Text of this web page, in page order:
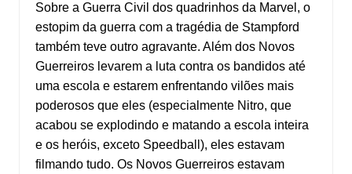
Sobre a Guerra Civil dos quadrinhos da Marvel, o
estopim da guerra com a tragédia de Stampford
também teve outro agravante. Além dos Novos
Guerreiros levarem a luta contra os bandidos até
uma escola e estarem enfrentando vilões mais
poderosos que eles (especialmente Nitro, que
acabou se explodindo e matando a escola inteira
e os heróis, exceto Speedball), eles estavam
filmando tudo. Os Novos Guerreiros estavam